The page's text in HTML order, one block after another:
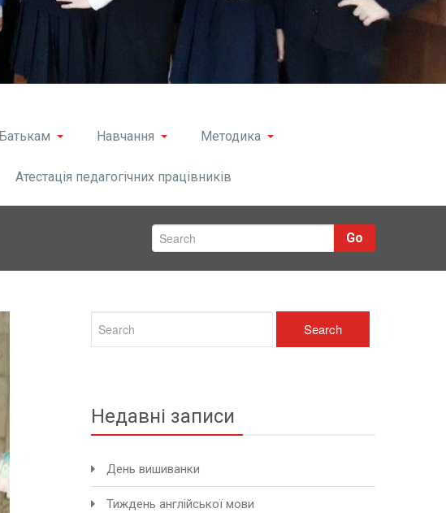
Батькам Навчання Методика
Атестація педагогічних працівників
Go
Недавні записи
День вишиванки
Тиждень англійської мови